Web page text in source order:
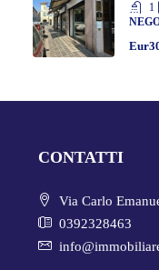
1
CONTATTI
Via Carlo
0392328463